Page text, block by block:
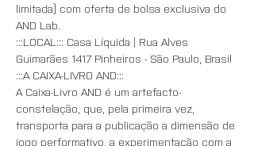
limitada) com oferta de bolsa exclusiva do
AND Lab.
:::LOCAL::: Casa Líquida | Rua Alves
Guimarães 1417 Pinheiros - São Paulo, Brasil
:::A CAIXA-LIVRO AND:::
A Caixa-Livro AND é um artefacto-
constelação, que, pela primeira vez,
transporta para a publicação a dimensão de
jogo performativo, a experimentação com a